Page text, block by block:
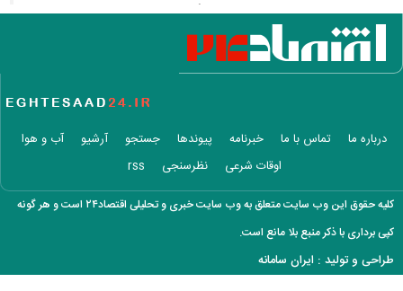
معاون عراقچی: در هیچ دوره‌ای هماهنگی بین میدان و دیپلماسی را مانند
حال حاضر نداشتیم
وزارت دفاع چین: به نوسازی ارتش در بالاترین سطح ادامه خواهیم داد
وزارت خارجه پاکستان: پیمان دفاعی با ریاض و آنکارا برای تقویت امنیت
بازار ارزهای دیجیتال در نوسان/ بیت‌کوین ۶۴ هزار دلاری و هشدار درباره
کلاهبرداری رمزارزی
لغو افزایش تعرفه و تصاعد پلکانی بهای برق مشترکین کشاورزی
سی‌ان‌ان: توافق ایران و عمان به معنای بازگشایی تنگه نیست / آمریکا باید
درباره ما تماس با ما خبرنامه پیوندها جستجو آرشیو
آب و هوا
اوقات شرعی
نظرسنجی rss
کلیه حقوق این وب سایت متعلق به وب سایت خبری و تحلیلی اقتصاد۲۴ است و هر گونه
کپی برداری با ذکر منبع بلا مانع است.
طراحی و تولید : ایران سامانه